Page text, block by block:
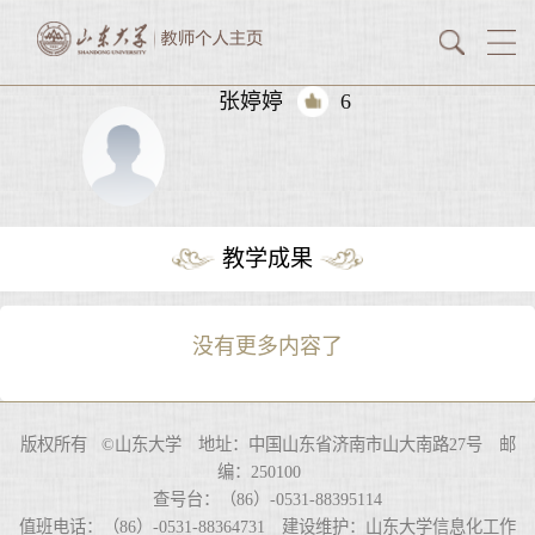
张婷婷 6
教学成果
没有更多内容了
版权所有 ©山东大学 地址：中国山东省济南市山大南路27号 邮
编：250100
查号台：（86）-0531-88395114
值班电话：（86）-0531-88364731 建设维护：山东大学信息化工作